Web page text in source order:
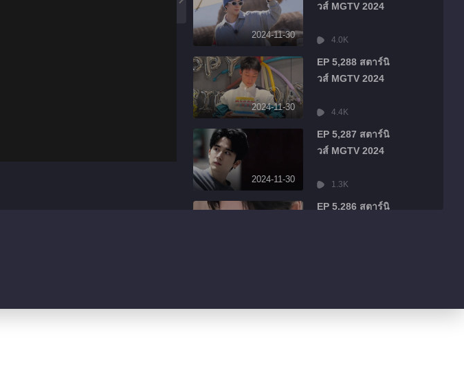
2024-11-30
วส์ MGTV 2024
4.0K
2024-11-30
EP 5,288 สตาร์นิ
วส์ MGTV 2024
4.4K
2024-11-30
EP 5,287 สตาร์นิ
วส์ MGTV 2024
1.3K
EP 5,286 สตาร์นิ